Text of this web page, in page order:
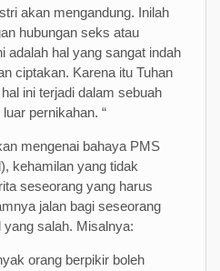
akan mengandung. Inilah
hubungan seks atau
adalah hal yang sangat indah
ciptakan. Karena itu Tuhan
ini terjadi dalam sebuah
pernikahan. “
mengenai bahaya PMS
kehamilan yang tidak
seseorang yang harus
jalan bagi seseorang
salah. Misalnya:
orang berpikir boleh